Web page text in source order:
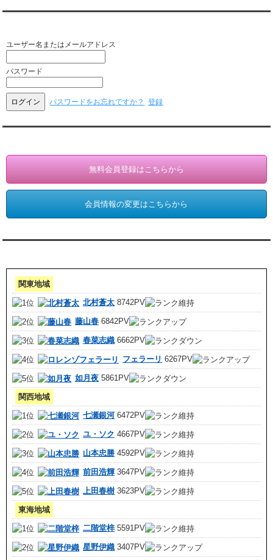
ユーザー名またはメールアドレス
パスワード
パスワードをお忘れですか？ 登録
無料会員登録はこちらから
会員情報の変更はこちらから
関東地域
北村蒼太 8742PV
藤山春 6842PV
春菜志織 6662PV
フェラーリ 6267PV
如月夜 5861PV
関西地域
七瀬銀河6472PV
ユ・ソク 4667PV
山本忠勝 4592PV
前田浩輝 3647PV
上田春樹 3623PV
東海地域
二階堂梓 5591PV
星野伊織 3407PV